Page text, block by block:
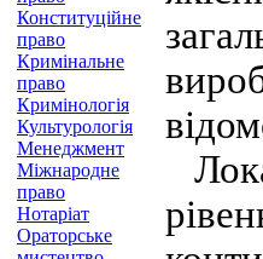
Конституційне
право
Кримінальне
право
Кримінологія
Культурологія
Менеджмент
Міжнародне
право
Нотаріат
Ораторське